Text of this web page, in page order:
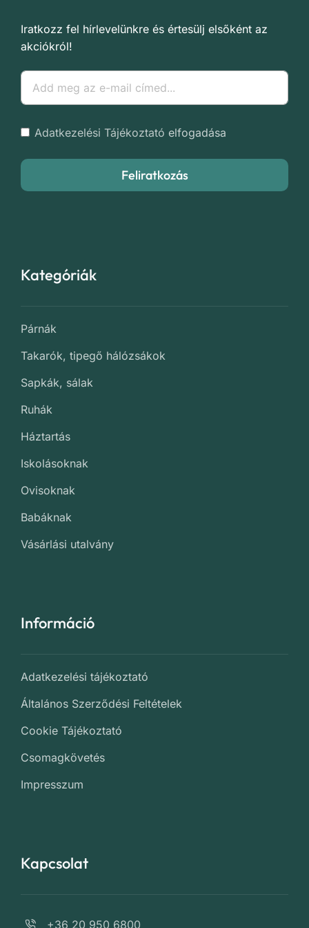
Iratkozz fel hírlevelünkre és értesülj elsőként az
akciókról!
Adatkezelési Tájékoztató elfogadása
Feliratkozás
Kategóriák
Párnák
Takarók, tipegő hálózsákok
Sapkák, sálak
Ruhák
Háztartás
Iskolásoknak
Ovisoknak
Babáknak
Vásárlási utalvány
Információ
Adatkezelési tájékoztató
Általános Szerződési Feltételek
Cookie Tájékoztató
Csomagkövetés
Impresszum
Kapcsolat
+36 20 950 6800